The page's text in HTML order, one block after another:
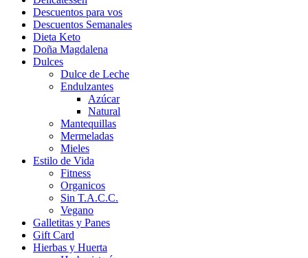
Descuentos para vos
Descuentos Semanales
Dieta Keto
Doña Magdalena
Dulces
Dulce de Leche
Endulzantes
Azúcar
Natural
Mantequillas
Mermeladas
Mieles
Estilo de Vida
Fitness
Organicos
Sin T.A.C.C.
Vegano
Galletitas y Panes
Gift Card
Hierbas y Huerta